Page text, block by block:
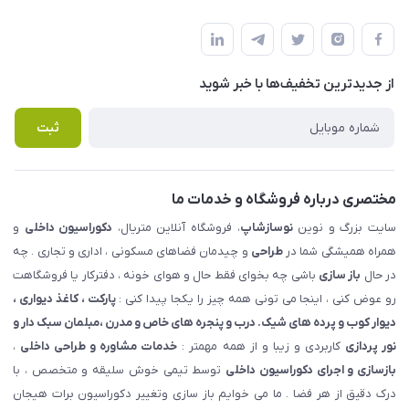
املاک مدنی - نوساز شاپ
لیست محصولات
درباره ما
قوانین و مقررات
حریم خصوصی
راهنما
پرسش های متداول
از جدید‌ترین تخفیف‌ها با‌ خبر شوید
ثبت
مختصری درباره فروشگاه و خدمات ما
سایت بزرگ و نویننوسازشاپ، فروشگاه آنلاین متریال، دکوراسیون داخلی و
همراه همیشگی شما درطراحی و چیدمان فضاهای مسکونی ، اداری و تجاری . چه
در حال باز سازی باشی چه بخوای فقط حال و هوای خونه ، دفترکار یا فروشگاهت
رو عوض کنی ، اینجا می تونی همه چیز را یکجا پیدا کنی :پارکت ، کاغذ دیواری ،
دیوار کوب و پرده های شیک. درب و پنجره های خاص و مدرن ،مبلمان سبک دار و
نور پردازی کاربردی و زیبا و از همه مهمتر : خدمات مشاوره و طراحی داخلی ،
بازسازی و اجرای دکوراسیون داخلی توسط تیمی خوش سلیقه و متخصص ، با
درک دقیق از هر فضا . ما می خوایم باز سازی وتغییر دکوراسیون برات هیجان